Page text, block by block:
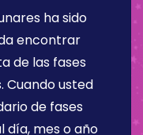
ha sido
encontrar
de las fases
Cuando usted
de fases
día, mes o año